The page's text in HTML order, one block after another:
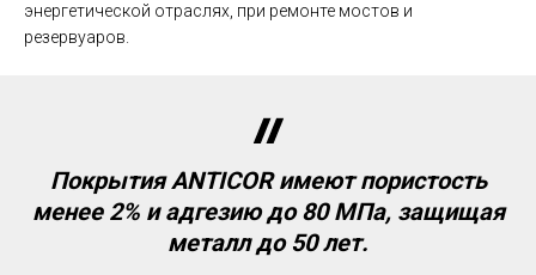
энергетической отраслях, при ремонте мостов и
резервуаров.
Покрытия ANTICOR имеют пористость
менее 2% и адгезию до 80 МПа, защищая
металл до 50 лет.